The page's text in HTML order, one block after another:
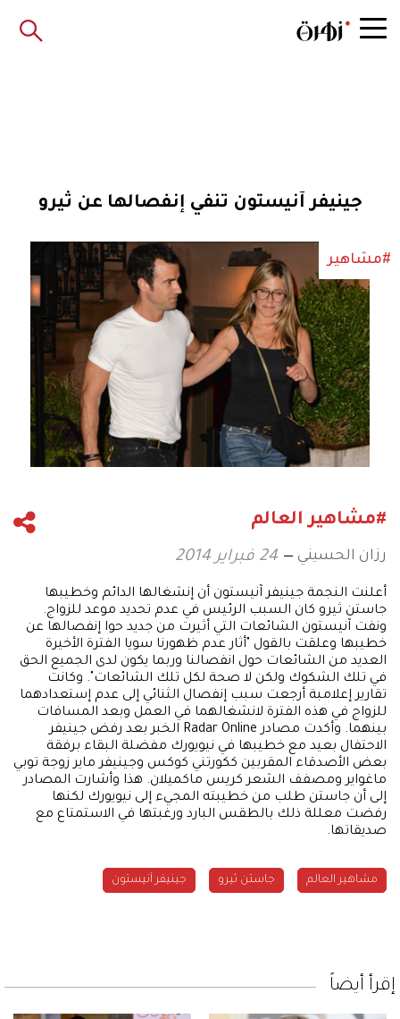
جينيفر آنيستون تنفي إنفصالها عن ثيرو
#مشاهير
#مشاهير العالم
رزان الحسيني 24 فبراير 2014
أعلنت النجمة جينيفر آنيستون أن إنشغالها الدائم وخطيبها
جاستن ثيرو كان السبب الرئيس في عدم تحديد موعد للزواج.
ونفت آنيستون الشائعات التي أثيرت من جديد حوا إنفصالها عن
خطيبها وعلقت بالقول "أثار عدم ظهورنا سويا الفترة الأخيرة
العديد من الشائعات حول انفصالنا وربما يكون لدى الجميع الحق
في تلك الشكوك ولكن لا صحة لكل تلك الشائعات". وكانت
تقارير إعلامبة أرجعت سبب إنفصال الثنائي إلى عدم إستعدادهما
للزواج في هذه الفترة لانشغالهما في العمل وبعد المسافات
بينهما. وأكدت مصادر Radar Online الخبر بعد رفض جينيفر
الاحتفال بعيد مع خطيبها في نيويورك مفضلة البقاء برفقة
بعض الأصدقاء المقربين ككورتني كوكس وجينيفر ماير زوجة توبي
ماغواير ومصفف الشعر كريس ماكميلان. هذا وأشارت المصادر
إلى أن جاستن طلب من خطيبته المجيء إلى نيويورك لكنها
رفضت معللة ذلك بالطقس البارد ورغبتها في الاستمتاع مع
صديقاتها.
مشاهير العالم جاستن ثيرو جينيفر آنيستون
إقرأ أيضاً